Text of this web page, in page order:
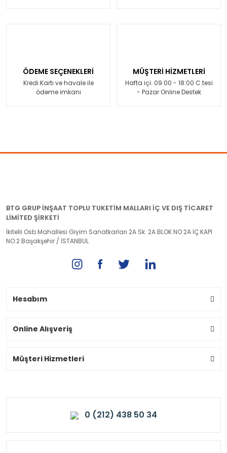
ÖDEME SEÇENEKLERİ
Kredi Kartı ve havale ile
ödeme imkanı
MÜŞTERİ HİZMETLERİ
Hafta içi: 09:00 - 18:00 C.tesi
- Pazar Online Destek
BTG GRUP İNŞAAT TOPLU TUKETİM MALLARI İÇ VE DIŞ TİCARET
LİMİTED ŞİRKETİ
İkitelli Osb Mahallesi Giyim Sanatkarları 2A Sk. 2A BLOK NO:2A İÇ KAPI
NO:2 Başakşehir / İSTANBUL
Hesabım
Online Alışveriş
Müşteri Hizmetleri
0 (212) 438 50 34